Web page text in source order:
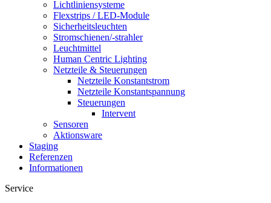
Lichtliniensysteme
Flexstrips / LED-Module
Sicherheitsleuchten
Stromschienen/-strahler
Leuchtmittel
Human Centric Lighting
Netzteile & Steuerungen
Netzteile Konstantstrom
Netzteile Konstantspannung
Steuerungen
Intervent
Sensoren
Aktionsware
Staging
Referenzen
Informationen
Service